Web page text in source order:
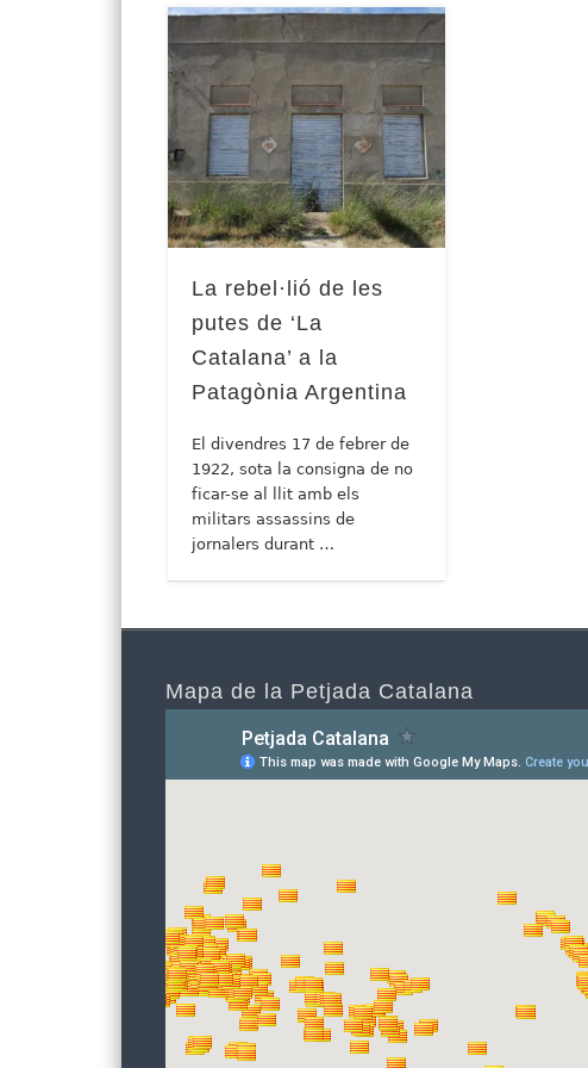
La rebel·lió de les
putes de ‘La
Catalana’ a la
Patagònia Argentina
El divendres 17 de febrer de
1922, sota la consigna de no
ficar-se al llit amb els
militars assassins de
jornalers durant …
Mapa de la Petjada Catalana